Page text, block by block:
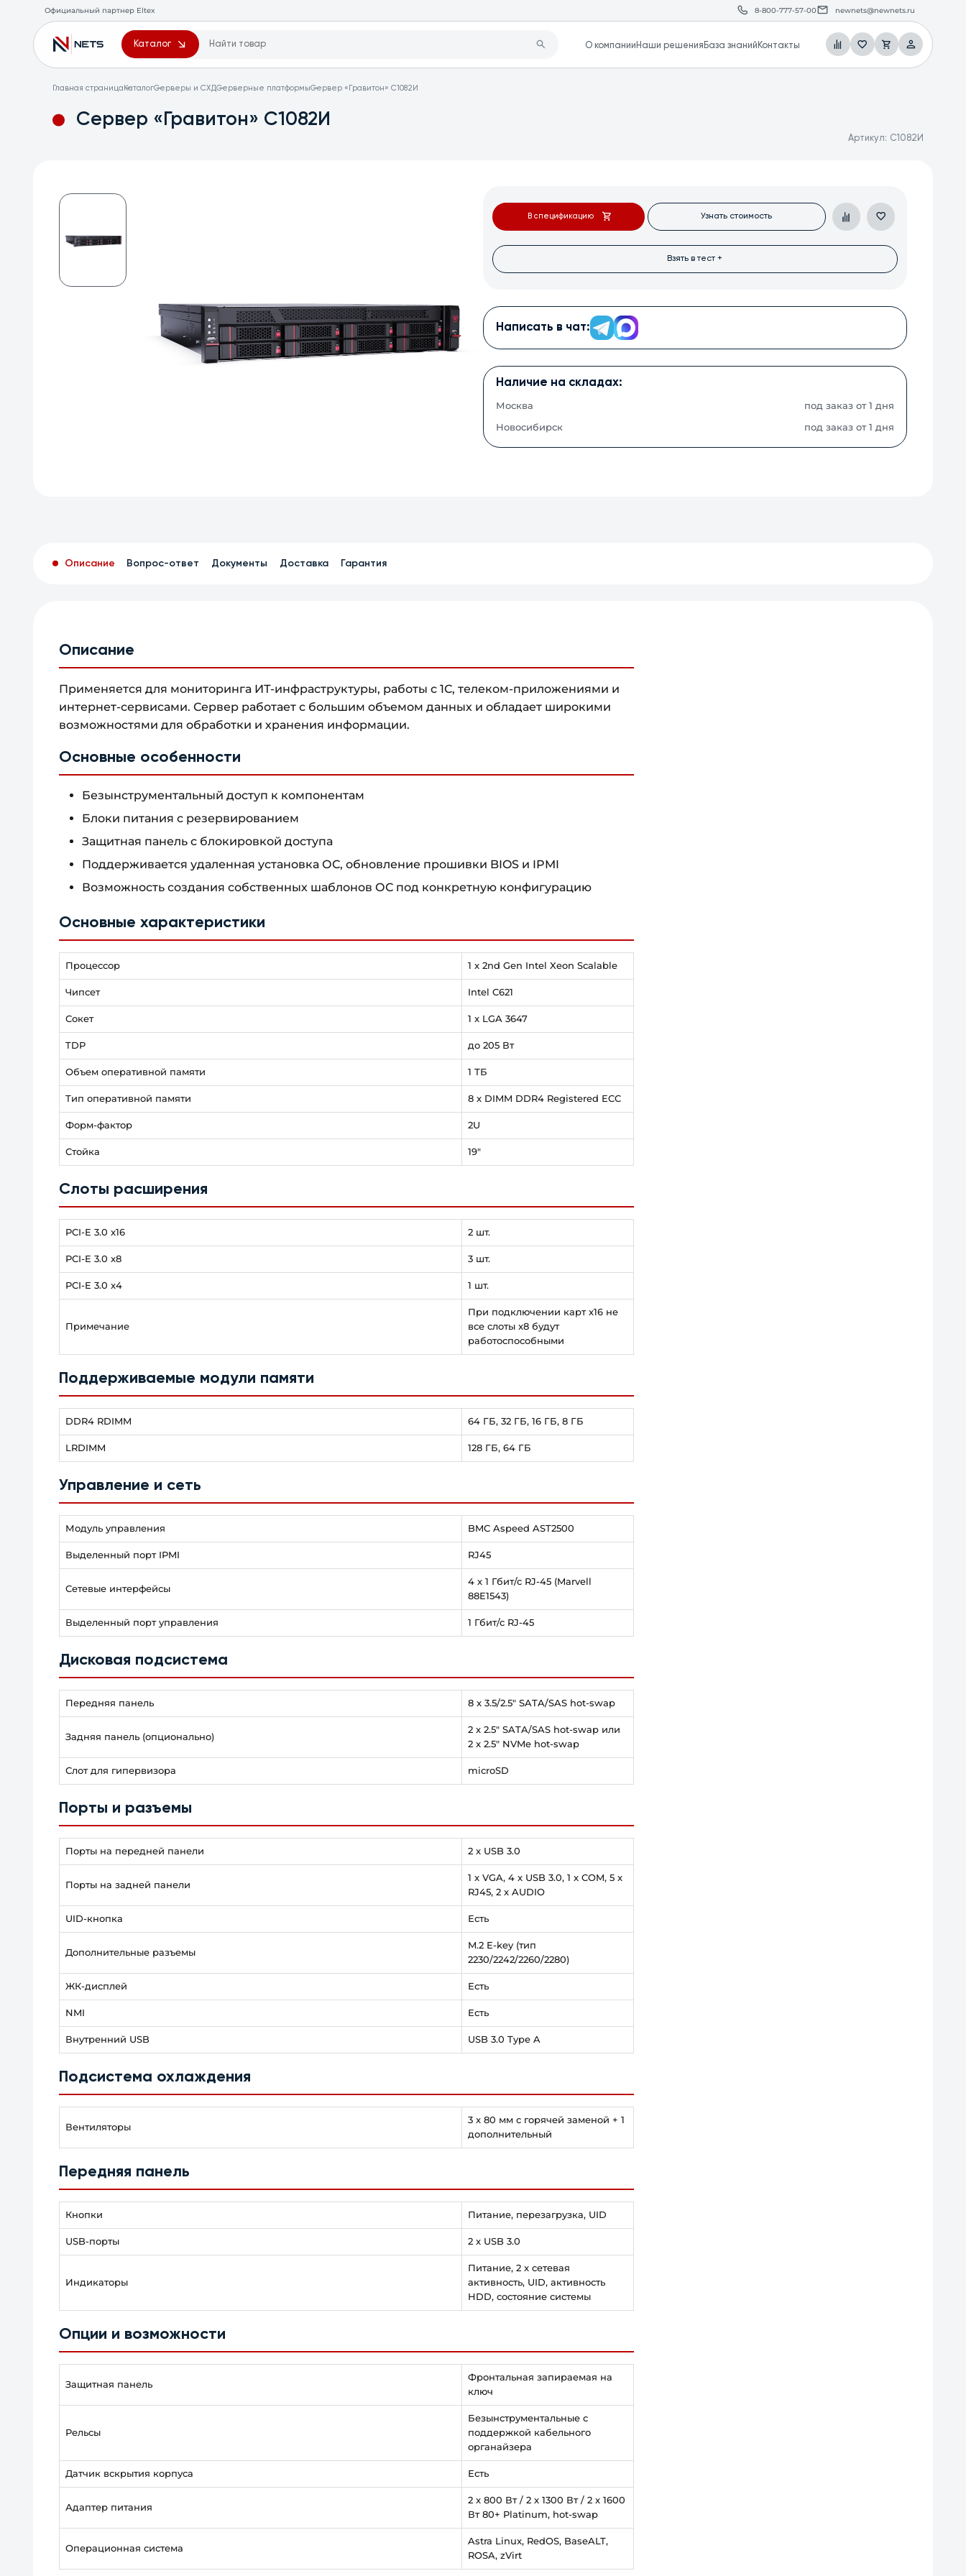
Официальный партнер Eltex 8-800-777-57-00 newnets@newnets.ru
Каталог О компании Наши решения База знаний Контакты
Главная страницаКаталогСерверы и СХДСерверные платформыCервер «Гравитон» С1082И
Cервер «Гравитон» С1082И
Артикул: С1082И
В спецификацию Узнать стоимость
Взять в тест +
Написать в чат:
Наличие на складах:
Москва
под заказ от 1 дня
Новосибирск
под заказ от 1 дня
Описание Вопрос-ответ Документы Доставка Гарантия
Описание
Применяется для мониторинга ИТ-инфраструктуры, работы с 1С, телеком-приложениями и
интернет-сервисами. Сервер работает с большим объемом данных и обладает широкими
возможностями для обработки и хранения информации.
Основные особенности
Безынструментальный доступ к компонентам
Блоки питания с резервированием
Защитная панель с блокировкой доступа
Поддерживается удаленная установка ОС, обновление прошивки BIOS и IPMI
Возможность создания собственных шаблонов ОС под конкретную конфигурацию
Основные характеристики
Процессор 1 x 2nd Gen Intel Xeon Scalable
Чипсет Intel C621
Сокет 1 x LGA 3647
TDP до 205 Вт
Объем оперативной памяти 1 ТБ
Тип оперативной памяти 8 x DIMM DDR4 Registered ECC
Форм-фактор 2U
Стойка 19"
Слоты расширения
PCI-E 3.0 x16 2 шт.
PCI-E 3.0 x8 3 шт.
PCI-E 3.0 x4 1 шт.
Примечание
При подключении карт x16 не
все слоты x8 будут
работоспособными
Поддерживаемые модули памяти
DDR4 RDIMM 64 ГБ, 32 ГБ, 16 ГБ, 8 ГБ
LRDIMM 128 ГБ, 64 ГБ
Управление и сеть
Модуль управления BMC Aspeed AST2500
Выделенный порт IPMI RJ45
Сетевые интерфейсы
4 x 1 Гбит/с RJ-45 (Marvell
88E1543)
Выделенный порт управления 1 Гбит/с RJ-45
Дисковая подсистема
Передняя панель 8 x 3.5/2.5" SATA/SAS hot-swap
Задняя панель (опционально)
2 x 2.5" SATA/SAS hot-swap или
2 x 2.5" NVMe hot-swap
Слот для гипервизора microSD
Порты и разъемы
Порты на передней панели 2 x USB 3.0
Порты на задней панели
1 x VGA, 4 x USB 3.0, 1 x COM, 5 x
RJ45, 2 x AUDIO
UID-кнопка Есть
Дополнительные разъемы
M.2 E-key (тип
2230/2242/2260/2280)
ЖК-дисплей Есть
NMI Есть
Внутренний USB USB 3.0 Type A
Подсистема охлаждения
Вентиляторы
3 x 80 мм с горячей заменой + 1
дополнительный
Передняя панель
Кнопки Питание, перезагрузка, UID
USB-порты 2 x USB 3.0
Индикаторы
Питание, 2 x сетевая
активность, UID, активность
HDD, состояние системы
Опции и возможности
Защитная панель
Фронтальная запираемая на
ключ
Рельсы
Безынструментальные с
поддержкой кабельного
органайзера
Датчик вскрытия корпуса Есть
Адаптер питания
2 x 800 Вт / 2 x 1300 Вт / 2 x 1600
Вт 80+ Platinum, hot-swap
Операционная система
Astra Linux, RedOS, BaseALT,
ROSA, zVirt